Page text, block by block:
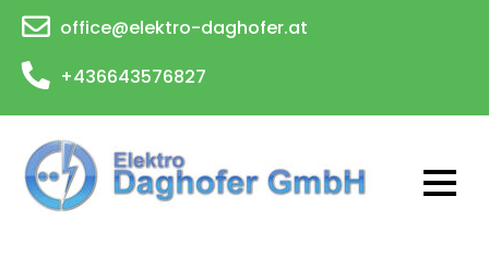
Skip
content
office@elektro-daghofer.at
+436643576827